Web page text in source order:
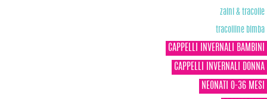
zaini & tracolle
tracolline bimba
CAPPELLI INVERNALI BAMBINI
CAPPELLI INVERNALI DONNA
NEONATI 0-36 MESI